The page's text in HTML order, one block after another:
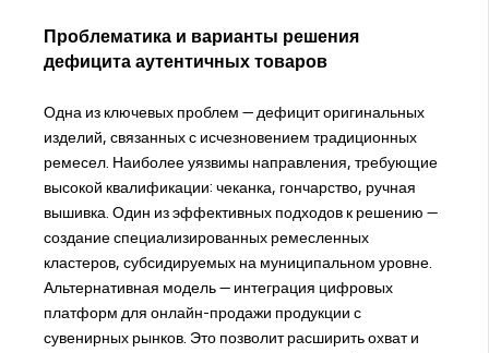
Проблематика и варианты решения
дефицита аутентичных товаров
Одна из ключевых проблем — дефицит оригинальных
изделий, связанных с исчезновением традиционных
ремесел. Наиболее уязвимы направления, требующие
высокой квалификации: чеканка, гончарство, ручная
вышивка. Один из эффективных подходов к решению —
создание специализированных ремесленных
кластеров, субсидируемых на муниципальном уровне.
Альтернативная модель — интеграция цифровых
платформ для онлайн-продажи продукции с
сувенирных рынков. Это позволит расширить охват и